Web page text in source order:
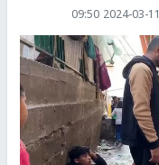
2024-03-11 09:50